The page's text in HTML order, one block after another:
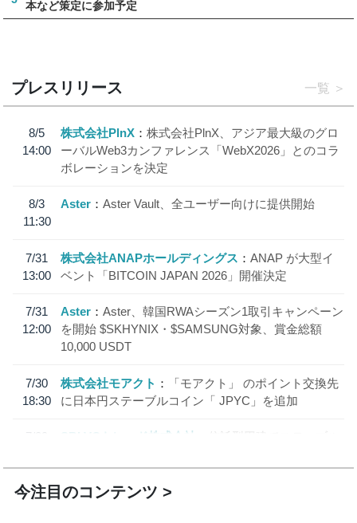
本など策定に参加予定
プレスリリース 一覧
8/5
14:00
株式会社PlnX
株式会社PlnX、アジア最大級のグロ
ーバルWeb3カンファレンス「WebX2026」とのコラ
ボレーションを決定
8/3
11:30
Aster Aster Vault、全ユーザー向けに提供開始
7/31
13:00
株式会社ANAPホールディングス
ANAP が大型イ
ベント「BITCOIN JAPAN 2026」開催決定
7/31
12:00
Aster
Aster、韓国RWAシーズン1取引キャンペーン
を開始 $SKHYNIX・$SAMSUNG対象、賞金総額
10,000 USDT
7/30
18:30
株式会社モアクト
「モアクト」 のポイント交換先
に日本円ステーブルコイン「 JPYC」を追加
7/29
SBI VCトレード株式会社
信託型円建てステーブル
今注目のコンテンツ